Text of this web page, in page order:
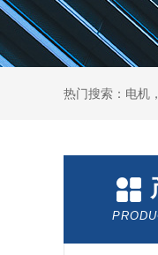
热门搜索：电机